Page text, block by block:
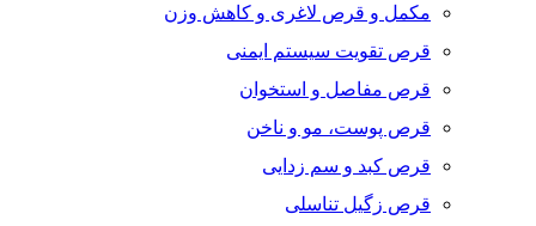
مکمل و قرص لاغری و کاهش وزن
قرص تقویت سیستم ایمنی
قرص مفاصل و استخوان
قرص پوست، مو و ناخن
قرص کبد و سم زدایی
قرص زگیل تناسلی